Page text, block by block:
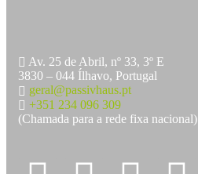
Av. 25 de Abril, nº 33, 3º E
3830 – 044 Ílhavo, Portugal
geral@passivhaus.pt
+351 234 096 309
(Chamada para a rede fixa nacional)